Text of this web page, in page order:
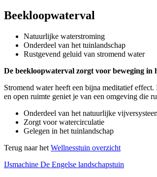
Beekloopwaterval
Natuurlijke waterstroming
Onderdeel van het tuinlandschap
Rustgevend geluid van stromend water
De beekloopwaterval zorgt voor beweging
Stromend water heeft een bijna meditatief
en open ruimte geniet je van een omgeving die
Onderdeel van het natuurlijke
Zorgt voor watercirculatie
Gelegen in het tuinlandschap
Terug naar het Wellnesstuin overzicht
IJsmachine De Engelse landschapstuin